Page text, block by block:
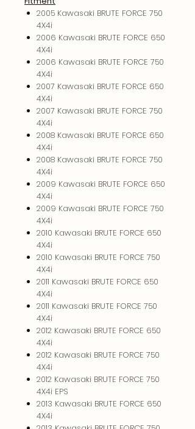
2005 Kawasaki BRUTE FORCE 750
4X4i
2006 Kawasaki BRUTE FORCE 650
4X4i
2006 Kawasaki BRUTE FORCE 750
4X4i
2007 Kawasaki BRUTE FORCE 650
4X4i
2007 Kawasaki BRUTE FORCE 750
4X4i
2008 Kawasaki BRUTE FORCE 650
4X4i
2008 Kawasaki BRUTE FORCE 750
4X4i
2009 Kawasaki BRUTE FORCE 650
4X4i
2009 Kawasaki BRUTE FORCE 750
4X4i
2010 Kawasaki BRUTE FORCE 650
4X4i
2010 Kawasaki BRUTE FORCE 750
4X4i
2011 Kawasaki BRUTE FORCE 650
4X4i
2011 Kawasaki BRUTE FORCE 750
4X4i
2012 Kawasaki BRUTE FORCE 650
4X4i
2012 Kawasaki BRUTE FORCE 750
4X4i
2012 Kawasaki BRUTE FORCE 750
4X4i EPS
2013 Kawasaki BRUTE FORCE 650
4X4i